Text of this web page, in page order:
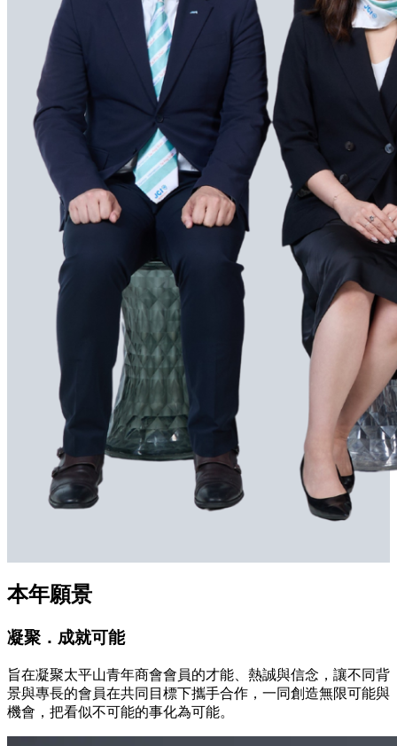
本年願景
凝聚．成就可能
旨在凝聚太平山青年商會會員的才能、熱誠與信念，讓不同背
景與專長的會員在共同目標下攜手合作，一同創造無限可能與
機會，把看似不可能的事化為可能。